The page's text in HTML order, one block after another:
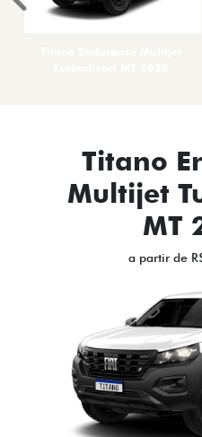
Anterior
Titano
Multijet
MT
a partir de